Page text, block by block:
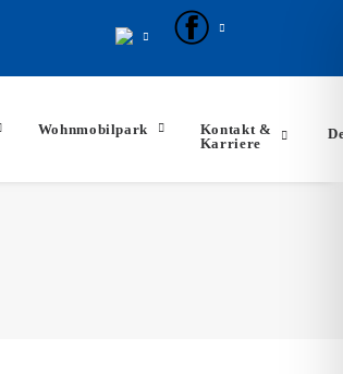
Wohnmobilpark
Kontakt &
Karriere